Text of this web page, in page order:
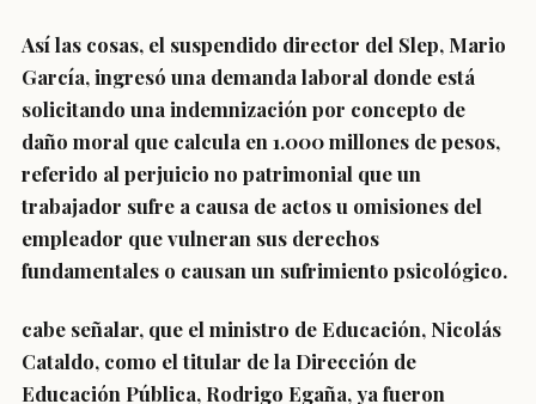
Así las cosas, el suspendido director del Slep, Mario
García, ingresó una demanda laboral donde está
solicitando una indemnización por concepto de
daño moral que calcula en 1.000 millones de pesos,
referido al perjuicio no patrimonial que un
trabajador sufre a causa de actos u omisiones del
empleador que vulneran sus derechos
fundamentales o causan un sufrimiento psicológico.
cabe señalar, que el ministro de Educación, Nicolás
Cataldo, como el titular de la Dirección de
Educación Pública, Rodrigo Egaña, ya fueron